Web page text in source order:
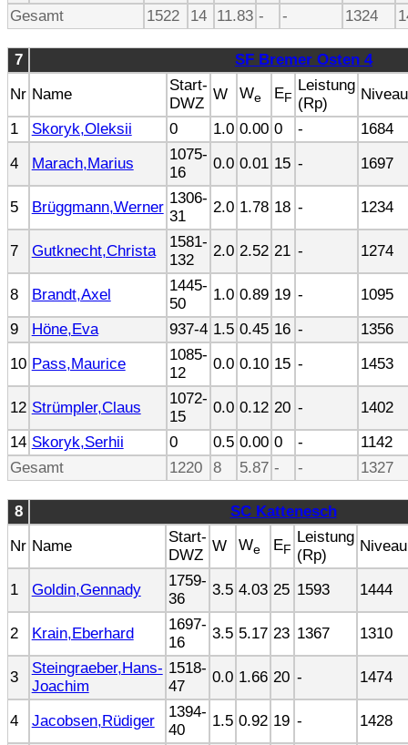
Gesamt 1522 14 11.83 - - 1324
7
SF Bremer Osten 4
Nr Name
Start-
DWZ
W We EF
Leistung
(Rp)
Niveau
1
Skoryk,Oleksii 0 1.0 0.00 0 -
1684
4
Marach,Marius
1075-
16
0.0 0.01 15 - 1697
5 Brüggmann,Werner
1306-
31
2.0 1.78 18 - 1234
7 Gutknecht,Christa
1581-
132
2.0 2.52 21 - 1274
8 Brandt,Axel
1445-
50
1.0 0.89 19 -
1095
9
Höne,Eva 937-4 1.5 0.45 16 -
1356
10 Pass,Maurice
1085-
12
0.0 0.10 15 - 1453
12 Strümpler,Claus
1072-
15
0.0 0.12 20 -
1402
14 Skoryk,Serhii 0 0.5 0.00 0 -
1142
Gesamt
1220 8 5.87 - - 1327
8
SC Kattenesch
Nr Name
Start-
DWZ
W We EF
Leistung
(Rp)
Niveau
1 Goldin,Gennady
1759-
36
3.5 4.03 25 1593 1444
2 Krain,Eberhard
1697-
16
3.5 5.17 23 1367 1310
3
Steingraeber,Hans-
Joachim
1518-
47
0.0 1.66 20 - 1474
4 Jacobsen,Rüdiger
1394-
40
1.5 0.92 19 - 1428